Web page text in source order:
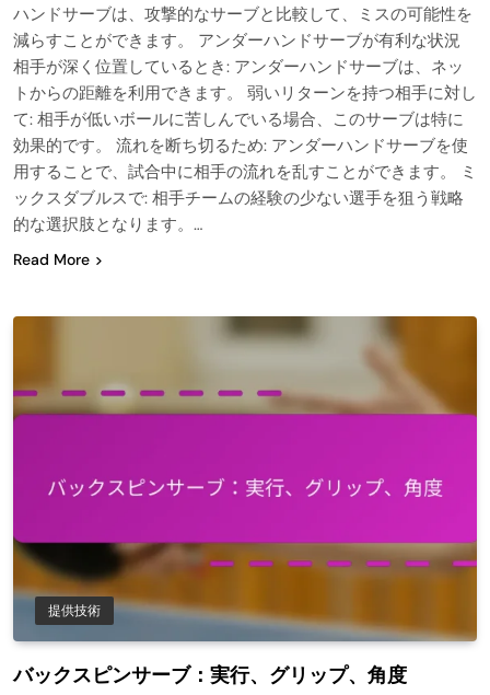
ハンドサーブは、攻撃的なサーブと比較して、ミスの可能性を
減らすことができます。 アンダーハンドサーブが有利な状況
相手が深く位置しているとき: アンダーハンドサーブは、ネッ
トからの距離を利用できます。 弱いリターンを持つ相手に対し
て: 相手が低いボールに苦しんでいる場合、このサーブは特に
効果的です。 流れを断ち切るため: アンダーハンドサーブを使
用することで、試合中に相手の流れを乱すことができます。 ミ
ックスダブルスで: 相手チームの経験の少ない選手を狙う戦略
的な選択肢となります。…
Read More
提供技術
バックスピンサーブ：実行、グリップ、角度